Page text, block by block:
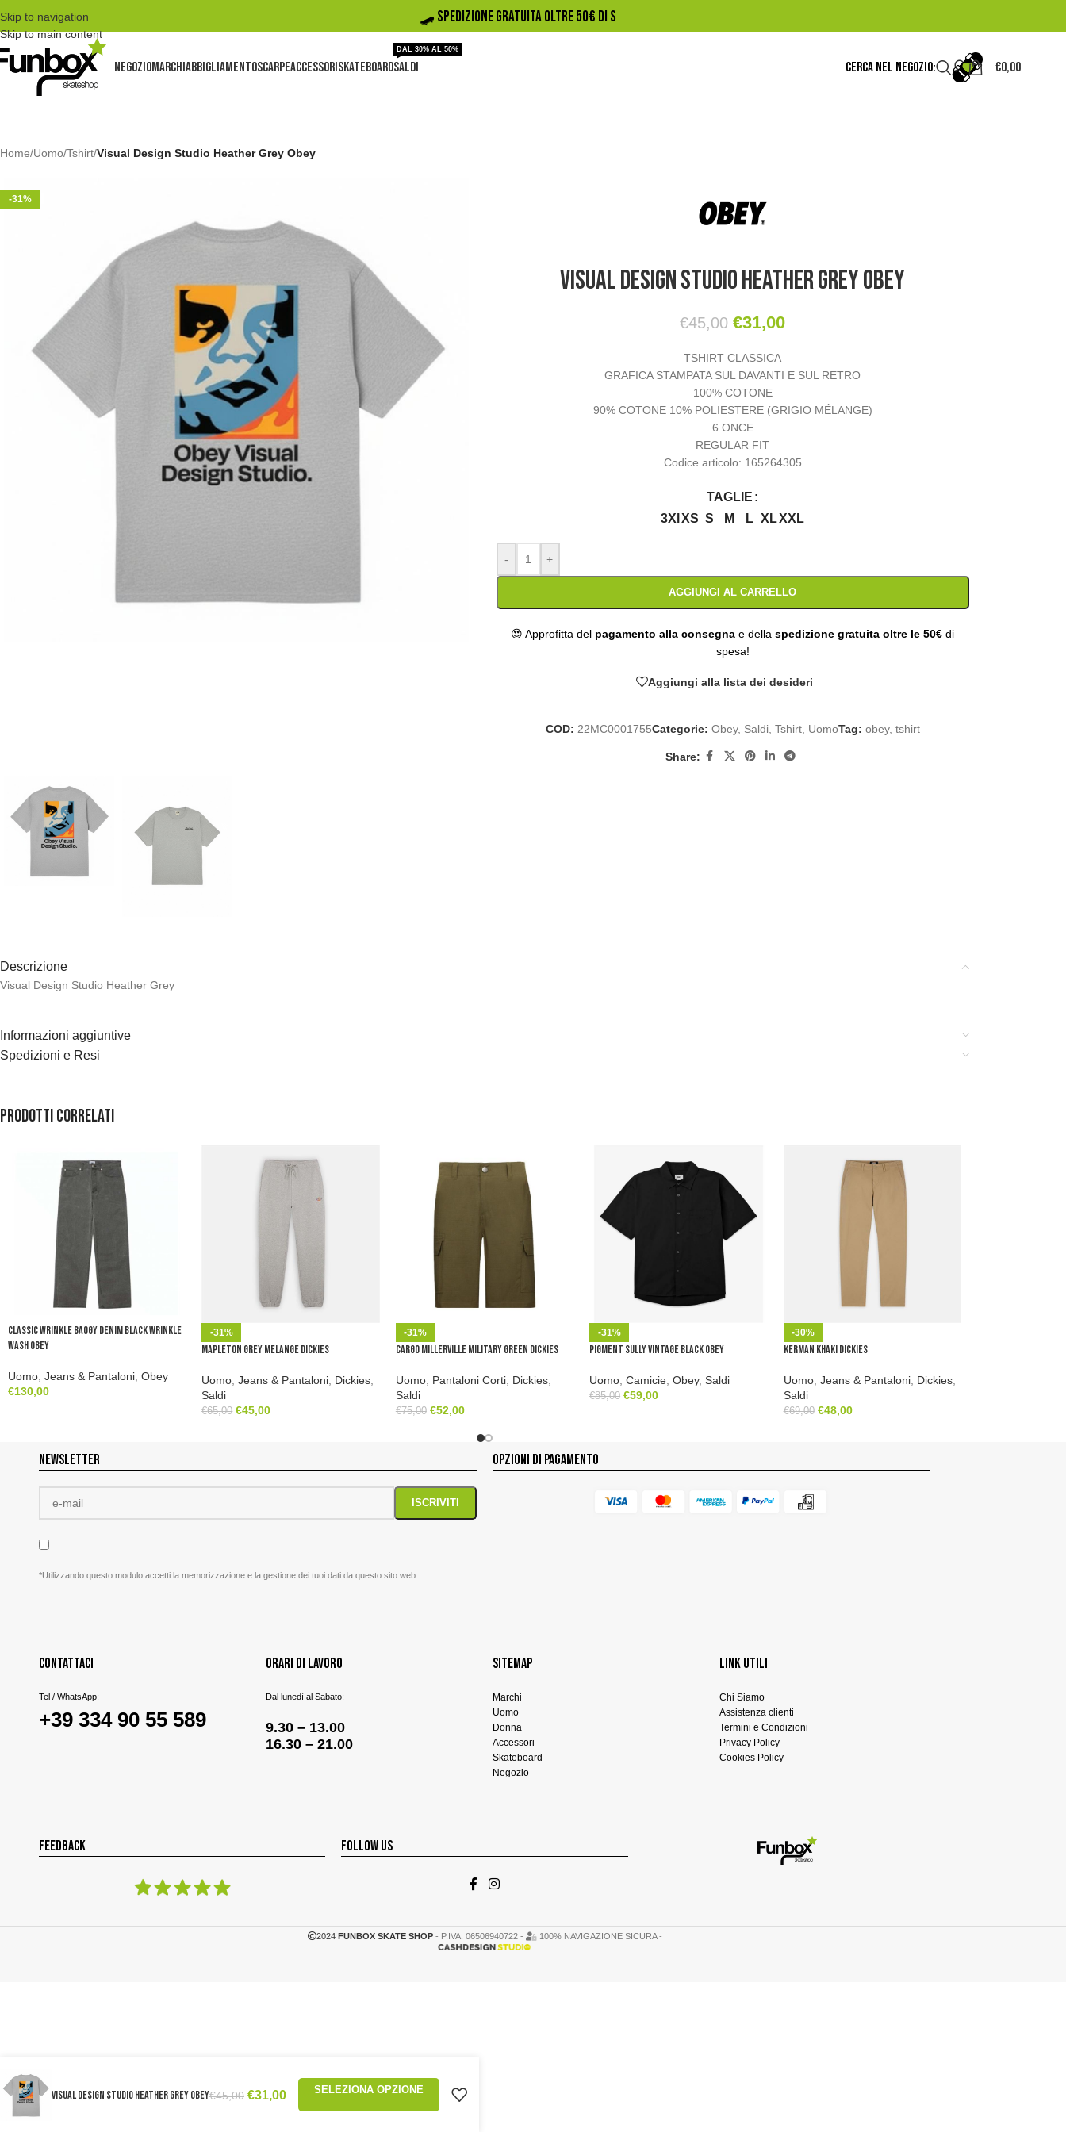
Skip to navigation
Skip to main content
🛹️ SPEDIZIONE GRATUITA OLTRE 50€ DI SPESA
NEGOZIOMARCHIABBIGLIAMENTOSCARPEACCESSORISKATEBOARDSALDI
DAL 30% AL 50%
CERCA NEL NEGOZIO: €0,00
Home/Uomo/Tshirt/Visual Design Studio Heather Grey Obey
-31%
Visual Design Studio Heather Grey Obey
€45,00 €31,00
TSHIRT CLASSICA
GRAFICA STAMPATA SUL DAVANTI E SUL RETRO
100% COTONE
90% COTONE 10% POLIESTERE (GRIGIO MÉLANGE)
6 ONCE
REGULAR FIT
Codice articolo: 165264305
TAGLIE
3Xl XS S M L XLXXL
- +
AGGIUNGI AL CARRELLO
😍 Approfitta del pagamento alla consegna e dellaspedizione gratuita oltre le 50€ di
spesa!
Aggiungi alla lista dei desideri
COD: 22MC0001755Categorie: Obey, Saldi, Tshirt, UomoTag: obey, tshirt
Share:
Descrizione
Visual Design Studio Heather Grey
Informazioni aggiuntive
Spedizioni e Resi
Prodotti correlati
Classic Wrinkle Baggy Denim Black Wrinkle
Wash Obey
Uomo Jeans & Pantaloni Obey
€130,00
-31%
Mapleton Grey Melange Dickies
Uomo Jeans & Pantaloni Dickies
Saldi
€65,00 €45,00
-31%
Cargo Millerville Military Green Dickies
Uomo, Pantaloni Corti, Dickies,
Saldi
€75,00 €52,00
-31%
Pigment Sully Vintage Black Obey
Uomo Camicie Obey, Saldi
€85,00 €59,00
-30%
Kerman Khaki Dickies
Uomo, Jeans & Pantaloni, Dickies,
Saldi
€69,00 €48,00
NEWSLETTER
*Utilizzando questo modulo accetti la memorizzazione e la gestione dei tuoi dati da questo sito web
OPZIONI DI PAGAMENTO
CONTATTACI
Tel / WhatsApp:
+39 334 90 55 589
ORARI DI LAVORO
Dal lunedì al Sabato:
9.30 – 13.00
16.30 – 21.00
SITEMAP
Marchi
Uomo
Donna
Accessori
Skateboard
Negozio
LINK UTILI
Chi Siamo
Assistenza clienti
Termini e Condizioni
Privacy Policy
Cookies Policy
FEEDBACK FOLLOW US
2024 FUNBOX SKATE SHOP- P.IVA: 06506940722 - 100% NAVIGAZIONE SICURA -
Visual Design Studio Heather Grey Obey€45,00 €31,00 SELEZIONA OPZIONE